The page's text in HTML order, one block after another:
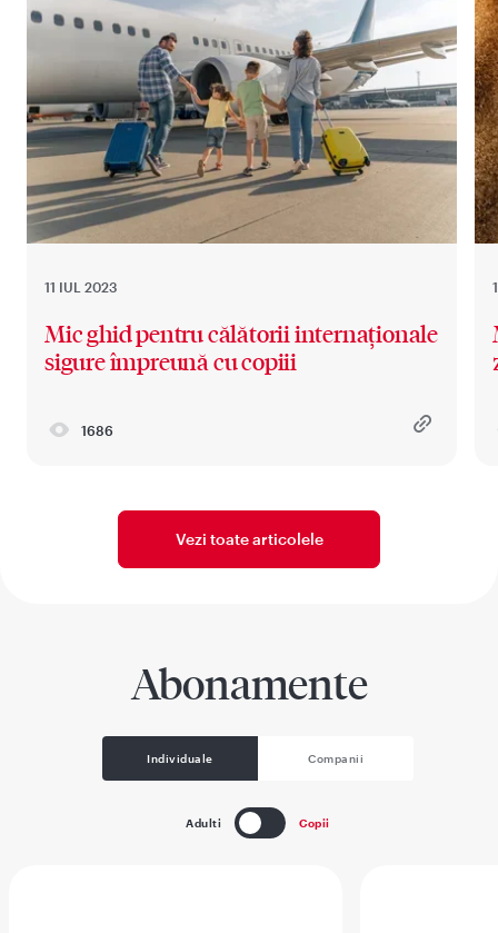
11 IUL 2023
Mic ghid pentru călătorii internaționale
sigure împreună cu copiii
1686
Vezi toate articolele
Abonamente
Individuale Companii
Adulti Copii